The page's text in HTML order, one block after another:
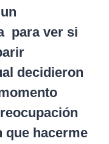
para ver si
decidieron
que hacerme